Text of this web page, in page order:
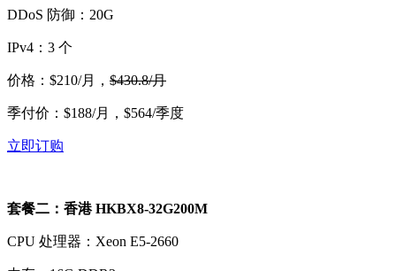
DDoS 防御：20G
IPv4：3 个
价格：$210/月， $430.8/月
季付价：$188/月，$564/季度
立即订购
套餐二：香港 HKBX8-32G200M
CPU 处理器：Xeon E5-2660